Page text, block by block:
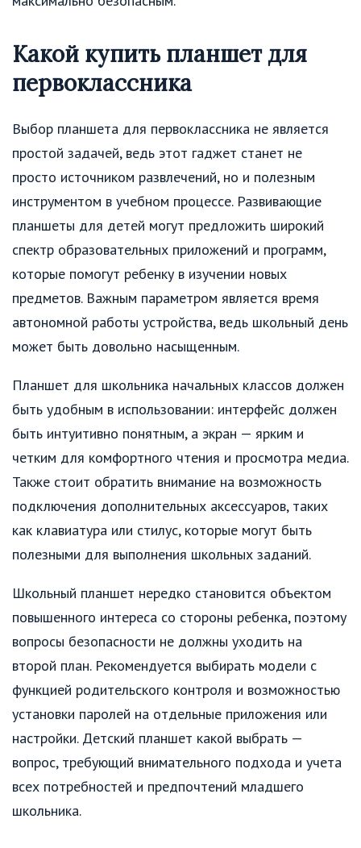
Какой купить планшет для
первоклассника
Выбор планшета для первоклассника не является
простой задачей, ведь этот гаджет станет не
просто источником развлечений, но и полезным
инструментом в учебном процессе. Развивающие
планшеты для детей могут предложить широкий
спектр образовательных приложений и программ,
которые помогут ребенку в изучении новых
предметов. Важным параметром является время
автономной работы устройства, ведь школьный день
может быть довольно насыщенным.
Планшет для школьника начальных классов должен
быть удобным в использовании: интерфейс должен
быть интуитивно понятным, а экран — ярким и
четким для комфортного чтения и просмотра медиа.
Также стоит обратить внимание на возможность
подключения дополнительных аксессуаров, таких
как клавиатура или стилус, которые могут быть
полезными для выполнения школьных заданий.
Школьный планшет нередко становится объектом
повышенного интереса со стороны ребенка, поэтому
вопросы безопасности не должны уходить на
второй план. Рекомендуется выбирать модели с
функцией родительского контроля и возможностью
установки паролей на отдельные приложения или
настройки. Детский планшет какой выбрать —
вопрос, требующий внимательного подхода и учета
всех потребностей и предпочтений младшего
школьника.